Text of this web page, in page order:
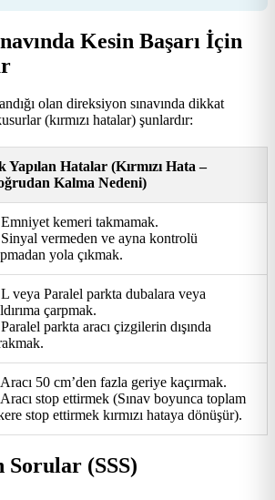
Kesin Başarı İçin
olan direksiyon sınavında dikkat
(kırmızı hatalar) şunlardır:
Yapılan Hatalar (Kırmızı Hata –
Kalma Nedeni)
Emniyet kemeri takmamak.
Sinyal vermeden ve ayna kontrolü
yola çıkmak.
L veya Paralel parkta dubalara veya
çarpmak.
parkta aracı çizgilerin dışında
50 cm’den fazla geriye kaçırmak.
stop ettirmek (Sınav boyunca toplam
stop ettirmek kırmızı hataya dönüşür).
Sorular (SSS)